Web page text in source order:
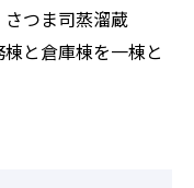
つま司蒸溜蔵
と倉庫棟を一棟と